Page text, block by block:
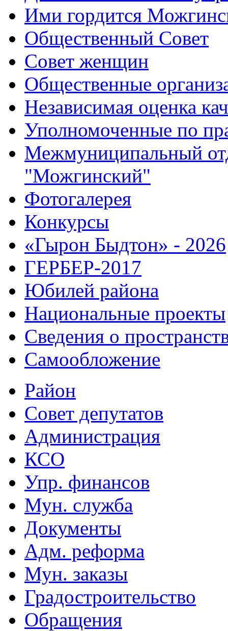
Ими гордится
Общественный Совет
Совет женщин
Общественные
Независимая оценка
Уполномоченные по
Межмуниципальный
"Можгинский"
Фотогалерея
Конкурсы
«Гырон Быдтон» - 2026
ГЕРБЕР-2017
Юбилей района
Национальные проекты
Сведения о
Самообложение
Район
Совет депутатов
Администрация
КСО
Упр. финансов
Мун. служба
Документы
Адм. реформа
Мун. заказы
Градостроительство
Обращения